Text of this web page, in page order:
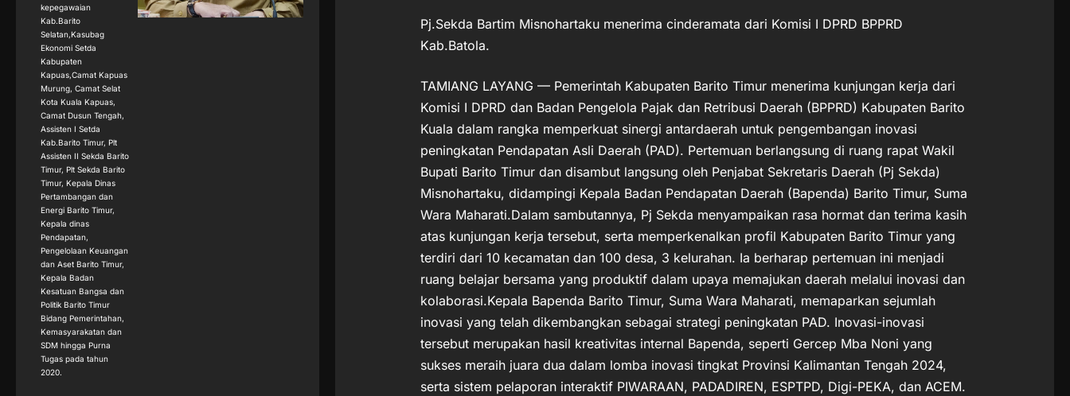
Pj.Sekda Bartim Misnohartaku menerima cinderamata dari Komisi I DPRD BPPRD
Kab.Batola.
TAMIANG LAYANG — Pemerintah Kabupaten Barito Timur menerima kunjungan kerja dari
Komisi I DPRD dan Badan Pengelola Pajak dan Retribusi Daerah (BPPRD) Kabupaten Barito
Kuala dalam rangka memperkuat sinergi antardaerah untuk pengembangan inovasi
peningkatan Pendapatan Asli Daerah (PAD). Pertemuan berlangsung di ruang rapat Wakil
Bupati Barito Timur dan disambut langsung oleh Penjabat Sekretaris Daerah (Pj Sekda)
Misnohartaku, didampingi Kepala Badan Pendapatan Daerah (Bapenda) Barito Timur, Suma
Wara Maharati.Dalam sambutannya, Pj Sekda menyampaikan rasa hormat dan terima kasih
atas kunjungan kerja tersebut, serta memperkenalkan profil Kabupaten Barito Timur yang
terdiri dari 10 kecamatan dan 100 desa, 3 kelurahan. Ia berharap pertemuan ini menjadi
ruang belajar bersama yang produktif dalam upaya memajukan daerah melalui inovasi dan
kolaborasi.Kepala Bapenda Barito Timur, Suma Wara Maharati, memaparkan sejumlah
inovasi yang telah dikembangkan sebagai strategi peningkatan PAD. Inovasi-inovasi
tersebut merupakan hasil kreativitas internal Bapenda, seperti Gercep Mba Noni yang
sukses meraih juara dua dalam lomba inovasi tingkat Provinsi Kalimantan Tengah 2024,
serta sistem pelaporan interaktif PIWARAAN, PADADIREN, ESPTPD, Digi-PEKA, dan ACEM.
kepegawaian
Kab.Barito
Selatan,Kasubag
Ekonomi Setda
Kabupaten
Kapuas,Camat Kapuas
Murung, Camat Selat
Kota Kuala Kapuas,
Camat Dusun Tengah,
Assisten I Setda
Kab.Barito Timur, Plt
Assisten II Sekda Barito
Timur, Plt Sekda Barito
Timur, Kepala Dinas
Pertambangan dan
Energi Barito Timur,
Kepala dinas
Pendapatan,
Pengelolaan Keuangan
dan Aset Barito Timur,
Kepala Badan
Kesatuan Bangsa dan
Politik Barito Timur
Bidang Pemerintahan,
Kemasyarakatan dan
SDM hingga Purna
Tugas pada tahun
2020.